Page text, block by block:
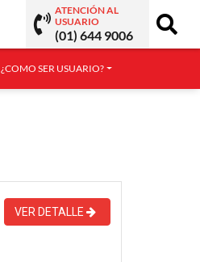
ATENCIÓN AL
USUARIO
(01) 644 9006
¿COMO SER USUARIO?
VER DETALLE